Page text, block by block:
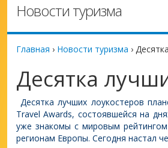
Новости туризма
Главная › Новости туризма ›
Десятка
Десятка лучших лоукостеров
Travel Awards, состоявшейся на
уже знакомы с мировым
регионам Европы. Сегодня настал